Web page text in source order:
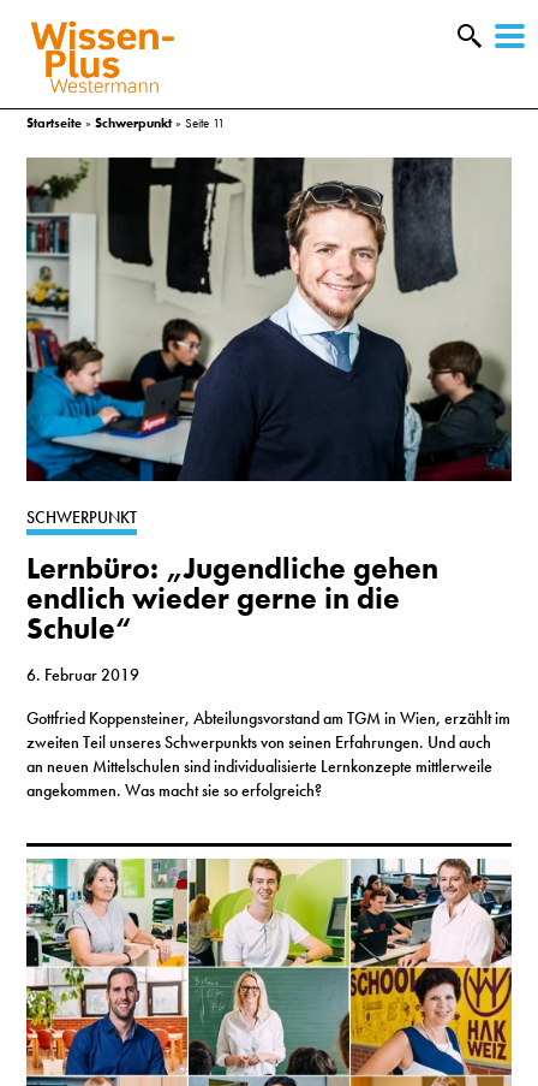
Startseite »Schwerpunkt»Seite 11
SCHWERPUNKT
Lernbüro: „Jugendliche gehen
endlich wieder gerne in die
Schule“
6. Februar 2019
Gottfried Koppensteiner, Abteilungsvorstand am TGM in Wien, erzählt im
zweiten Teil unseres Schwerpunkts von seinen Erfahrungen. Und auch
an neuen Mittelschulen sind individualisierte Lernkonzepte mittlerweile
angekommen. Was macht sie so erfolgreich?